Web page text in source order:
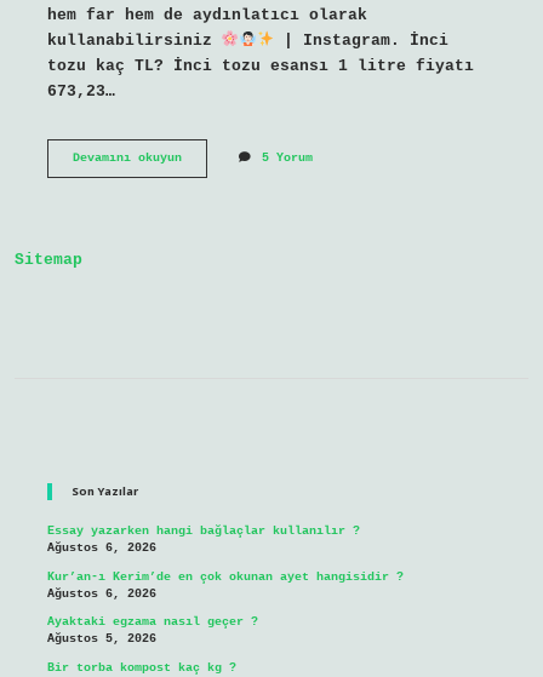
hem far hem de aydınlatıcı olarak
kullanabilirsiniz
| Instagram. İnci
tozu kaç TL? İnci tozu esansı 1 litre fiyatı
673,23…
Devamını okuyunInci
5 Yorum
Sitemap
Son Yazılar
Essay yazarken hangi bağlaçlar kullanılır ?
Ağustos 6, 2026
Kur’an-ı Kerim’de en çok okunan ayet hangisidir ?
Ağustos 6, 2026
Ayaktaki egzama nasıl geçer ?
Ağustos 5, 2026
Bir torba kompost kaç kg ?